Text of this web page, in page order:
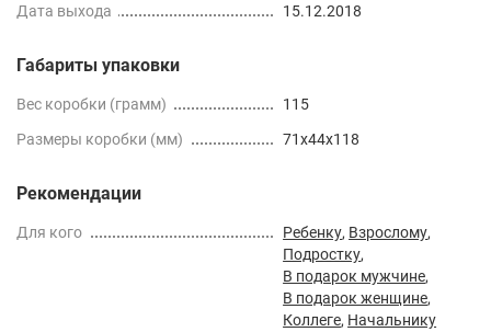
Дата выхода
15.12.2018
Габариты упаковки
Вес коробки (грамм)
115
Размеры коробки (мм)
71x44x118
Рекомендации
Для кого Ребенку, Взрослому,
Подростку,
В подарок мужчине,
В подарок женщине,
Коллеге, Начальнику